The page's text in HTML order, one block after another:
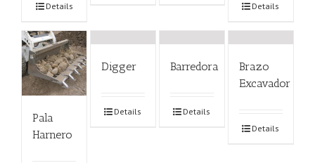
Details Details
Pala
Harnero
Digger
Details
Barredora
Details
Brazo
Excavador
Details